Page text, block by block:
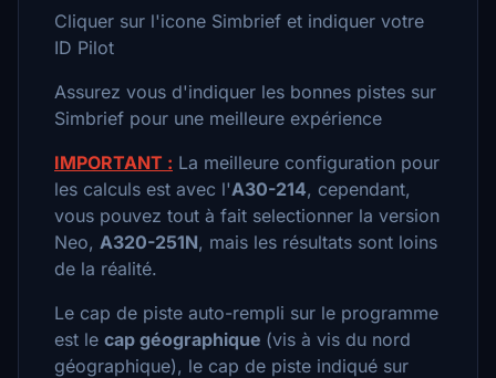
Cliquer sur l'icone Simbrief et indiquer votre
ID Pilot
Assurez vous d'indiquer les bonnes pistes sur
Simbrief pour une meilleure expérience
IMPORTANT : La meilleure configuration pour
les calculs est avec l'A30-214, cependant,
vous pouvez tout à fait selectionner la version
Neo, A320-251N, mais les résultats sont loins
de la réalité.
Le cap de piste auto-rempli sur le programme
est le cap géographique (vis à vis du nord
géographique), le cap de piste indiqué sur